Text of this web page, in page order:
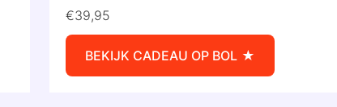
€39,95
BEKIJK CADEAU OP BOL